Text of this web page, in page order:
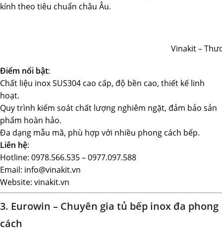
kính theo tiêu chuẩn châu Âu.
Vinakit –
Điểm nổi bật:
Chất liệu inox SUS304 cao cấp, độ bền cao, thiết kế linh
hoạt.
Quy trình kiểm soát chất lượng nghiêm ngặt, đảm bảo sản
phẩm hoàn hảo.
Đa dạng mẫu mã, phù hợp với nhiều phong cách bếp.
Liên hệ:
Hotline: 0978.566.535 – 0977.097.588
Email: info@vinakit.vn
Website: vinakit.vn
3. Eurowin – Chuyên gia tủ bếp inox đa phong
cách